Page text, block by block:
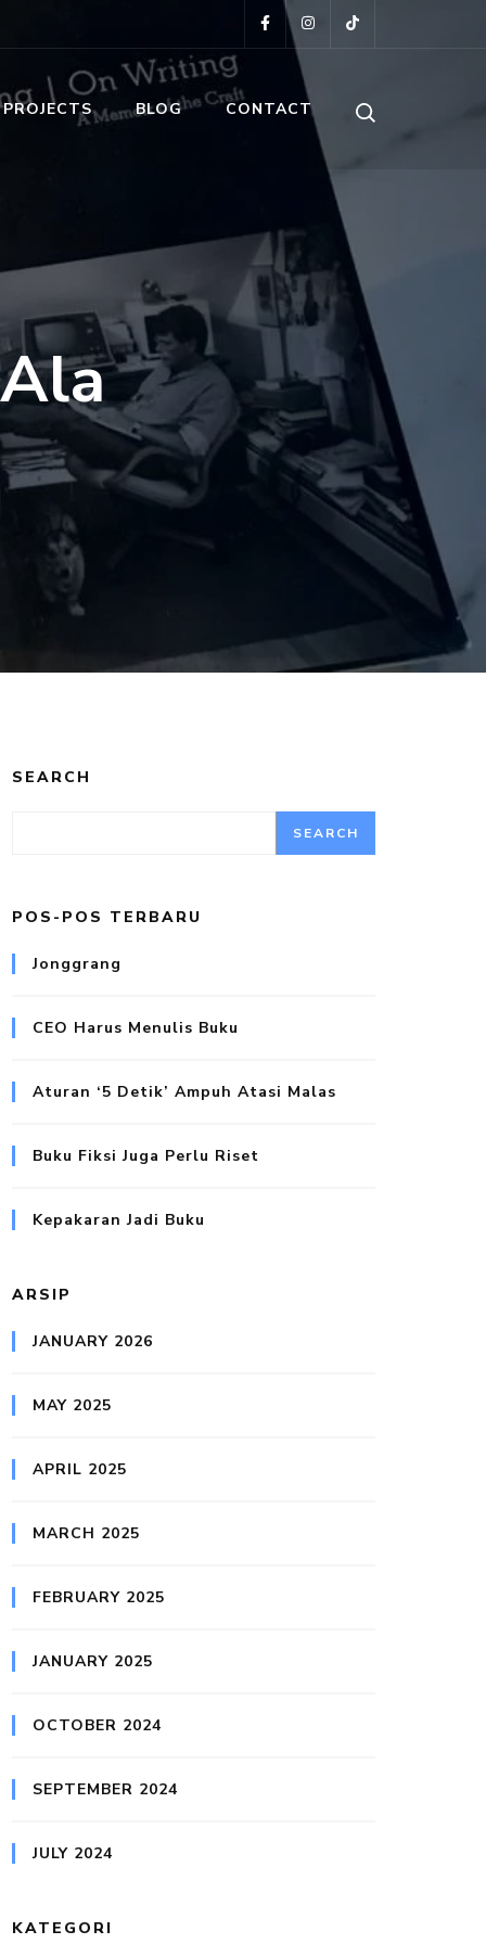
BLOG CONTACT
SEARCH
SEARCH
POS-POS TERBARU
Jonggrang
CEO Harus Menulis Buku
Aturan ‘5 Detik’ Ampuh Atasi Malas
Buku Fiksi Juga Perlu Riset
Kepakaran Jadi Buku
ARSIP
JANUARY 2026
MAY 2025
APRIL 2025
MARCH 2025
FEBRUARY 2025
JANUARY 2025
OCTOBER 2024
SEPTEMBER 2024
JULY 2024
KATEGORI